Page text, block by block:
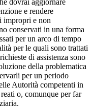
e rendere
impropri e non
conservati in una forma
per un arco di tempo
per le quali sono trattati
di assistenza sono
della problematica
per un periodo
Autorità competenti in
o, comunque per far